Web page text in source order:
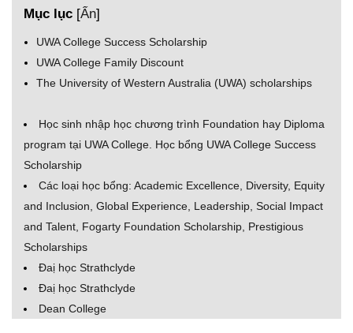
Mục lục [Ẩn]
UWA College Success Scholarship
UWA College Family Discount
The University of Western Australia (UWA) scholarships
Học sinh nhập học chương trình Foundation hay Diploma
program tại UWA College. Học bổng UWA College Success
Scholarship
Các loại học bổng: Academic Excellence, Diversity, Equity
and Inclusion, Global Experience, Leadership, Social Impact
and Talent, Fogarty Foundation Scholarship, Prestigious
Scholarships
Đaị học Strathclyde
Đaị học Strathclyde
Dean College